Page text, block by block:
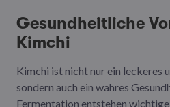
Gesundheitliche
Kimchi
Kimchi ist nicht nur ein leckeres
sondern auch ein wahres
Fermentation entstehen wichtige